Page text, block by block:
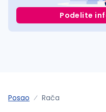
Podelite
Posao Rača